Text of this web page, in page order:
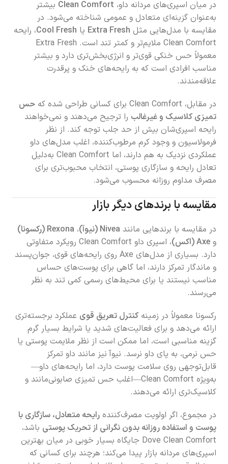
در میان اسپری‌های مردانه داو، Clean Comfort بیشتر
به‌عنوان گزینه‌ای متعادل و عمومی شناخته می‌شود. در
مقایسه با مدل‌هایی مثل Extra Fresh یا Cool Fresh، رایحه
Clean Comfort ملایم‌تر و کمتر تند است. Extra Fresh
معمولاً حس خنکی قوی‌تر و انرژی‌بخش‌تری دارد و بیشتر
مناسب افرادی است که به رایحه‌های خنک و پرقدرت
علاقه‌مندند.
در مقابل، Clean Comfort برای کسانی طراحی شده که
حس
تمیزی کلاسیک و غیرغالب را ترجیح می‌دهند و نمی‌خواهند
رایحه اسپری‌شان بیش از حد جلب توجه کند. از نظر
فرمولاسیون و وجود کرم مرطوب‌کننده، اغلب مدل‌های داو
عملکردی نزدیک به هم دارند، اما Clean Comfort به‌دلیل
تعادل رایحه و سازگاری پوستی، انتخاب محبوب‌تری برای
مصرف مداوم روزانه محسوب می‌شود.
مقایسه با برندهای دیگر بازار
در مقایسه با برندهایی مانندNivea (نیوآ) ،Rexona (رکسونا)
وAxe (اکس)
، اسپری داو Clean Comfort رویکرد متفاوتی
دارد. بسیاری از مدل‌های Axe روی رایحه‌های قوی، جوان‌پسند
و ماندگار تمرکز دارند، اما گاهی برای پوست‌های حساس
مناسب نیستند یا برای محیط‌های رسمی کمی تند به نظر
می‌رسند.
رکسونا معمولاً در زمینهکنترل تعریق قوی عملکرد برجسته‌تری
ارائه می‌دهد و برای فعالیت‌های شدید یا شرایط بسیار گرم
گزینه مناسبی است، اما ممکن است از نظر ملایمت پوستی یا
حس نرمی، به پای داو نرسد. نیوآ نیز مانند داو تمرکز
قابل‌توجهی روی سلامت پوست دارد، اما رایحه‌های داو—
به‌ویژه Clean Comfort—اغلب حس تمیزی صابونی‌مانند و
کلاسیک‌تری ارائه می‌دهند.
در مجموع، اگر اولویت مصرف‌کنندهرایحه متعادل، سازگاری با
پوست و استفاده روزانه بدون نگرانی از تحریک پوستی باشد،
Dove Clean Comfort جایگاه بسیار خوبی در میان بهترین
اسپری‌های مردانه بازار پیدا می‌کند؛ هرچند برای کسانی که